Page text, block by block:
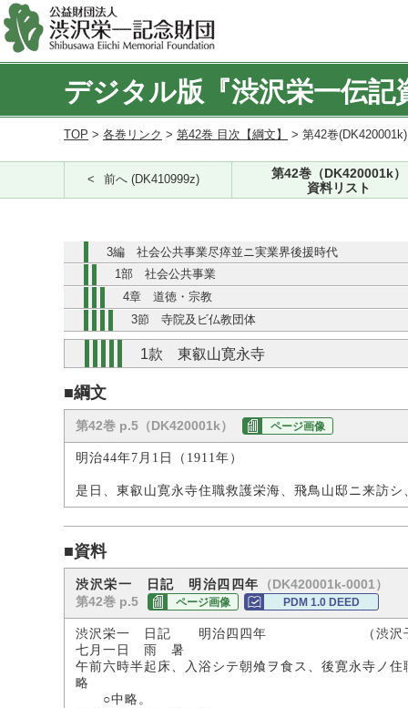
デジタル版『渋沢栄一伝記
TOP > 各巻リンク > 第42巻 目次【綱文】 > 第42巻
前へ (DK410999z)
第42巻（DK420001k）
資料リスト
3編 社会公共事業尽瘁並ニ実業界後援時代
1部 社会公共事業
4章 道徳・宗教
3節 寺院及ビ仏教団体
1款 東叡山寛永寺
■綱文
第42巻 p.5（DK420001k） ページ画像
明治44年7月1日（1911年）
是日、東叡山寛永寺住職救護栄海、飛鳥山邸ニ来訪
■資料
渋沢栄一 日記 明治四四年
（DK420001k-0001）
第42巻 p.5
ページ画像 PDM 1.0 DEED
渋沢栄一 日記 明治四四年 （渋沢子
七月一日 雨 暑
午前六時半起床、入浴シテ朝飧ヲ食ス、後寛永寺ノ
略
○中略。